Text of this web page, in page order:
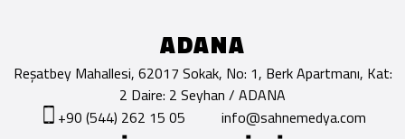
ADANA
Reşatbey Mahallesi, 62017 Sokak, No: 1, Berk Apartmanı, Kat:
2 Daire: 2 Seyhan / ADANA
+90 (544) 262 15 05
info@sahnemedya.com